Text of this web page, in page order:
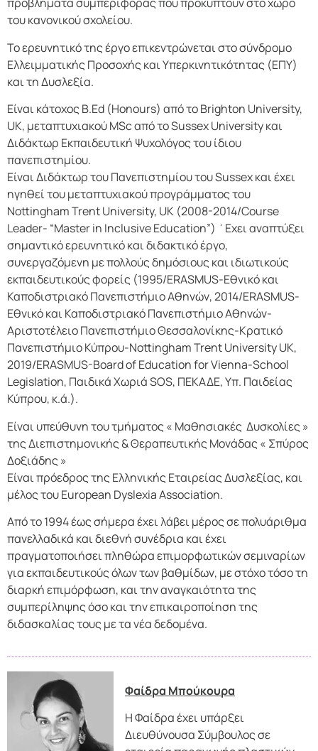
προβλήματα συμπεριφοράς που προκύπτουν στο χώρο
του κανονικού σχολείου.
Το ερευνητικό της έργο επικεντρώνεται στο σύνδρομο
Ελλειμματικής Προσοχής και Υπερκινητικότητας (ΕΠΥ)
και τη Δυσλεξία.
Είναι κάτοχος Β.Ed (Honours) από το Brighton University,
UK, μεταπτυχιακού MSc από το Sussex University και
Διδάκτωρ Εκπαιδευτική Ψυχολόγος του ίδιου
πανεπιστημίου.
Είναι Διδάκτωρ του Πανεπιστημίου του Sussex και έχει
ηγηθεί του μεταπτυχιακού προγράμματος του
Nottingham Trent University, UK (2008-2014/Course
Leader- “Master in Inclusive Education”) ΄Eχει αναπτύξει
σημαντικό ερευνητικό και διδακτικό έργο,
συνεργαζόμενη με πολλούς δημόσιους και ιδιωτικούς
εκπαιδευτικούς φορείς (1995/ERASMUS-Εθνικό και
Καποδιστριακό Πανεπιστήμιο Αθηνών, 2014/ERASMUS-
Εθνικό και Καποδιστριακό Πανεπιστήμιο Αθηνών-
Αριστοτέλειο Πανεπιστήμιο Θεσσαλονίκης-Κρατικό
Πανεπιστήμιο Κύπρου-Νottingham Trent University UK,
2019/ERASMUS-Board of Education for Vienna-School
Legislation, Παιδικά Χωριά SOS, ΠΕΚΑΔΕ, Υπ. Παιδείας
Κύπρου, κ.ά.).
Είναι υπεύθυνη του τμήματος « Μαθησιακές Δυσκολίες »
της Διεπιστημονικής & Θεραπευτικής Μονάδας « Σπύρος
Δοξιάδης »
Είναι πρόεδρος της Ελληνικής Εταιρείας Δυσλεξίας, και
μέλος του European Dyslexia Association.
Από το 1994 έως σήμερα έχει λάβει μέρος σε πολυάριθμα
πανελλαδικά και διεθνή συνέδρια και έχει
πραγματοποιήσει πληθώρα επιμορφωτικών σεμιναρίων
για εκπαιδευτικούς όλων των βαθμίδων, με στόχο τόσο τη
διαρκή επιμόρφωση, και την αναγκαιότητα της
συμπερίληψης όσο και την επικαιροποίηση της
διδασκαλίας τους με τα νέα δεδομένα.
Φαίδρα Μπούκουρα
Η Φαίδρα έχει υπάρξει
Διευθύνουσα Σύμβουλος σε